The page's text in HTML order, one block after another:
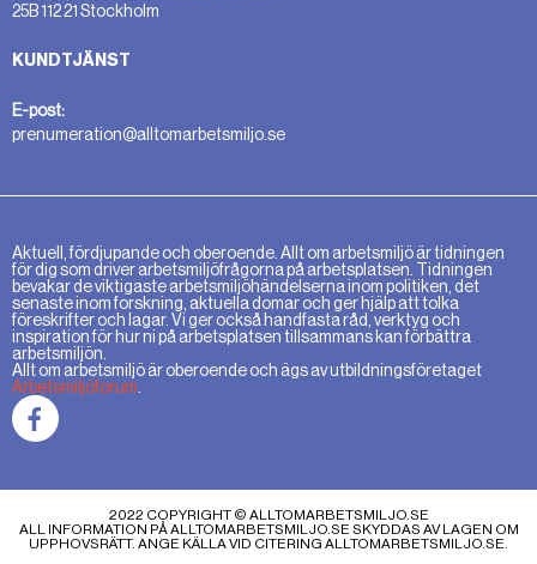
25B 112 21 Stockholm
KUNDTJÄNST
E-post:
prenumeration@alltomarbetsmiljo.se
Aktuell, fördjupande och oberoende. Allt om arbetsmiljö är tidningen
för dig som driver arbetsmiljöfrågorna på arbetsplatsen. Tidningen
bevakar de viktigaste arbetsmiljöhändelserna inom politiken, det
senaste inom forskning, aktuella domar och ger hjälp att tolka
föreskrifter och lagar. Vi ger också handfasta råd, verktyg och
inspiration för hur ni på arbetsplatsen tillsammans kan förbättra
arbetsmiljön.
Allt om arbetsmiljö är oberoende och ägs av utbildningsföretaget
Arbetsmiljöforum.
2022 COPYRIGHT © ALLTOMARBETSMILJO.SE
ALL INFORMATION PÅ ALLTOMARBETSMILJO.SE SKYDDAS AV LAGEN OM
UPPHOVSRÄTT. ANGE KÄLLA VID CITERING ALLTOMARBETSMILJO.SE.